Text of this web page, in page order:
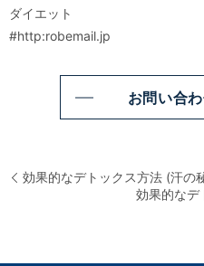
ダイエット
#http:robemail.jp
お問い合
効果的なデトックス方法 (汗の
効果的な